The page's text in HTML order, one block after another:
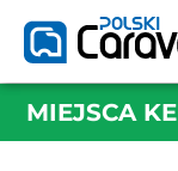
MIEJSCA